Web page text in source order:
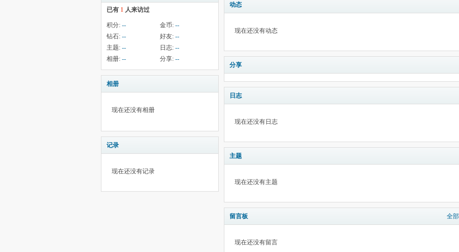
已有 1 人来访过
积分: -- 金币: --
钻石: -- 好友: --
主题: -- 日志: --
相册: -- 分享: --
相册
现在还没有相册
记录
现在还没有记录
动态
现在还没有动态
分享
日志
现在还没有日志
主题
现在还没有主题
留言板 全部
现在还没有留言